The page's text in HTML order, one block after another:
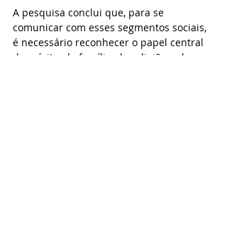
A pesquisa conclui que, para se
comunicar com esses segmentos sociais,
é necessário reconhecer o papel central
do mérito, da família, da religião e da